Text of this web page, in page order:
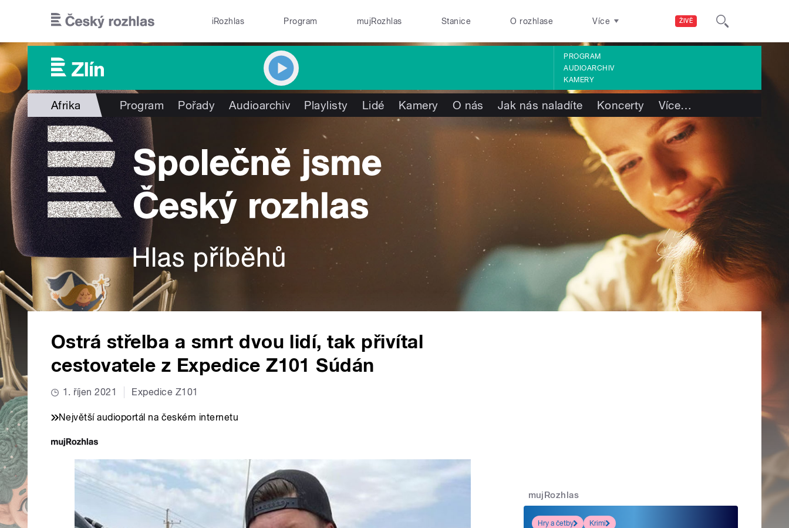
ŽIVĚ
iRozhlas Program mujRozhlas Stanice O rozhlase Více
PROGRAM
AUDIOARCHIV
KAMERY
Afrika Program Pořady Audioarchiv Playlisty Lidé Kamery O nás Jak nás naladíte Koncerty Více…
Ostrá střelba a smrt dvou lidí, tak přivítal
cestovatele z Expedice Z101 Súdán
1. říjen 2021 Expedice Z101
Největší audioportál na českém internetu
mujRozhlas
Hry a četby
Krimi